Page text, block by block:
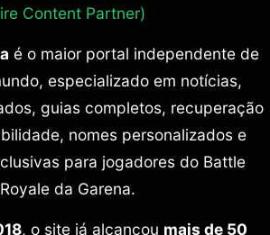
Content Partner)
é o maior portal independente de
especializado em notícias,
guias completos, recuperação
nomes personalizados e
para jogadores do Battle
Royale da Garena.
, o site já alcançou mais de 50